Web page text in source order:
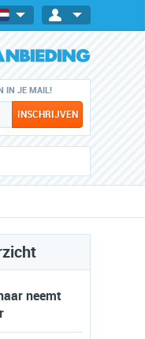
IN JE MAIL!
neemt